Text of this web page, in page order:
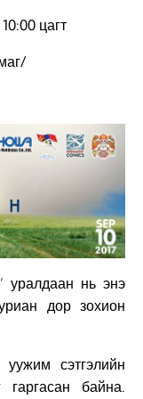
цагт
уралдаан нь энэ
дор зохион
сэтгэлийн
гаргасан байна.